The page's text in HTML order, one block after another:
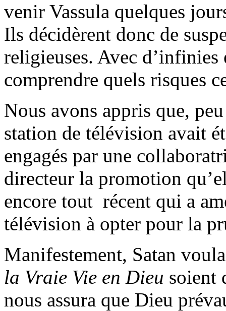
venir Vassula quelques
Ils décidèrent donc de
religieuses. Avec d’infinies
comprendre quels risques
Nous avons appris que,
station de télévision avait
engagés par une
directeur la promotion
encore tout récent qui a
télévision à opter pour la
Manifestement, Satan
la Vraie Vie en Dieu soient
nous assura que Dieu